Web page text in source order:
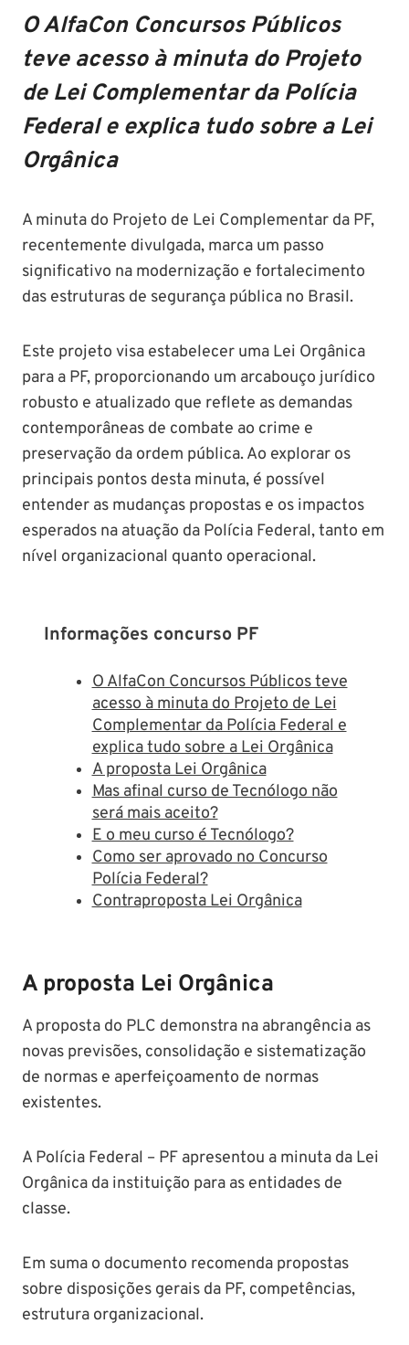
O AlfaCon Concursos Públicos
teve acesso à minuta do Projeto
de Lei Complementar da Polícia
Federal e explica tudo sobre a Lei
Orgânica
A minuta do Projeto de Lei Complementar da PF,
recentemente divulgada, marca um passo
significativo na modernização e fortalecimento
das estruturas de segurança pública no Brasil.
Este projeto visa estabelecer uma Lei Orgânica
para a PF, proporcionando um arcabouço jurídico
robusto e atualizado que reflete as demandas
contemporâneas de combate ao crime e
preservação da ordem pública. Ao explorar os
principais pontos desta minuta, é possível
entender as mudanças propostas e os impactos
esperados na atuação da Polícia Federal, tanto em
nível organizacional quanto operacional.
Informações concurso PF
O AlfaCon Concursos Públicos teve
acesso à minuta do Projeto de Lei
Complementar da Polícia Federal e
explica tudo sobre a Lei Orgânica
A proposta Lei Orgânica
Mas afinal curso de Tecnólogo não
será mais aceito?
E o meu curso é Tecnólogo?
Como ser aprovado no Concurso
Polícia Federal?
Contraproposta Lei Orgânica
A proposta Lei Orgânica
A proposta do PLC demonstra na abrangência as
novas previsões, consolidação e sistematização
de normas e aperfeiçoamento de normas
existentes.
A Polícia Federal – PF apresentou a minuta da Lei
Orgânica da instituição para as entidades de
classe.
Em suma o documento recomenda propostas
sobre disposições gerais da PF, competências,
estrutura organizacional.